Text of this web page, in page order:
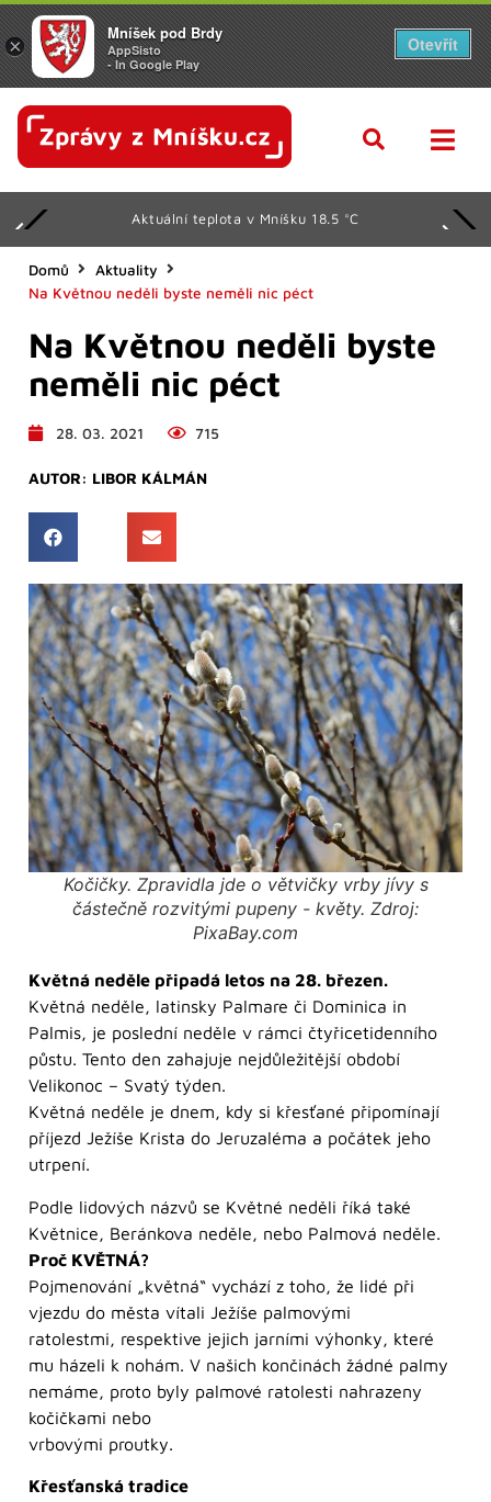
Aktuální teplota v Mníšku 18.5 °C
Domů
Aktuality
Na Květnou neděli byste neměli nic péct
Na Květnou neděli byste
neměli nic péct
28. 03. 2021 715
AUTOR: LIBOR KÁLMÁN
Kočičky. Zpravidla jde o větvičky vrby jívy s
částečně rozvitými pupeny - květy. Zdroj:
PixaBay.com
Květná neděle připadá letos na 28. březen.
Květná neděle, latinsky Palmare či Dominica in
Palmis, je poslední neděle v rámci čtyřicetidenního
půstu. Tento den zahajuje nejdůležitější období
Velikonoc – Svatý týden.
Květná neděle je dnem, kdy si křesťané připomínají
příjezd Ježíše Krista do Jeruzaléma a počátek jeho
utrpení.
Podle lidových názvů se Květné neděli říká také
Květnice, Beránkova neděle, nebo Palmová neděle.
Proč KVĚTNÁ?
Pojmenování „květná“ vychází z toho, že lidé při
vjezdu do města vítali Ježíše palmovými
ratolestmi, respektive jejich jarními výhonky, které
mu házeli k nohám. V našich končinách žádné palmy
nemáme, proto byly palmové ratolesti nahrazeny
kočičkami nebo
vrbovými proutky.
Křesťanská tradice
×
Mníšek pod Brdy
AppSisto
- In Google Play
Otevřít